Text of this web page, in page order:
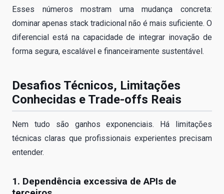
Esses números mostram uma mudança concreta:
dominar apenas stack tradicional não é mais suficiente. O
diferencial está na capacidade de integrar inovação de
forma segura, escalável e financeiramente sustentável.
Desafios Técnicos, Limitações
Conhecidas e Trade-offs Reais
Nem tudo são ganhos exponenciais. Há limitações
técnicas claras que profissionais experientes precisam
entender.
1. Dependência excessiva de APIs de